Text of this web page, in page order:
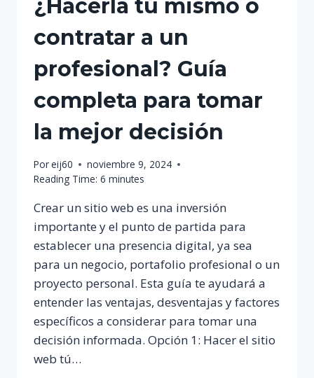
¿Hacerla tú mismo o
contratar a un
profesional? Guía
completa para tomar
la mejor decisión
Poreij60
noviembre 9, 2024
Reading Time: 6 minutes
Crear un sitio web es una inversión
importante y el punto de partida para
establecer una presencia digital, ya sea
para un negocio, portafolio profesional o un
proyecto personal. Esta guía te ayudará a
entender las ventajas, desventajas y factores
específicos a considerar para tomar una
decisión informada. Opción 1: Hacer el sitio
web tú…